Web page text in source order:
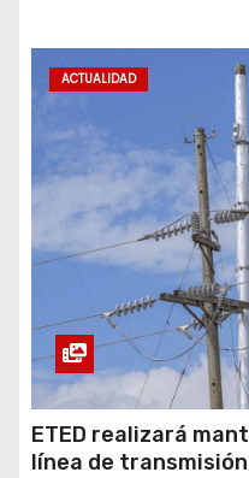
ACTUALIDAD
ETED realizará
línea de